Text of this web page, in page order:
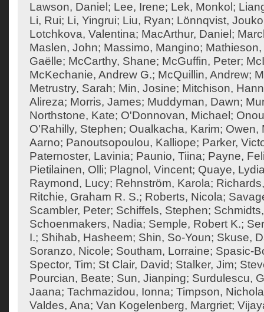
Lawson, Daniel ; Lee, Irene; Lek, Monkol ;
Li, Rui; Li, Yingrui; Liu, Ryan; Lönnqvist, Jouko
Lotchkova, Valentina; MacArthur, Daniel ;
Maslen, John; Massimo, Mangino; Mathieson,
Gaëlle; McCarthy, Shane; McGuffin, Peter;
McKechanie, Andrew G.; McQuillin, Andrew;
Metrustry, Sarah; Min, Josine; Mitchison,
Alireza; Morris, James; Muddyman, Dawn;
Northstone, Kate; O'Donnovan, Michael ;
O'Rahilly, Stephen; Oualkacha, Karim; Owen,
Aarno; Panoutsopoulou, Kalliope; Parker,
Paternoster, Lavinia; Paunio, Tiina; Payne,
Pietilainen, Olli; Plagnol, Vincent; Quaye,
Raymond, Lucy; Rehnström, Karola;
Ritchie, Graham R. S.; Roberts, Nicola;
Scambler, Peter; Schiffels, Stephen;
Schoenmakers, Nadia; Semple, Robert K.;
I.; Shihab, Hasheem; Shin, So-Youn; Skuse,
Soranzo, Nicole; Southam, Lorraine; Spasic-
Spector, Tim; St Clair, David; Stalker, Jim;
Pourcian, Beate; Sun, Jianping; Surdulescu,
Jaana; Tachmazidou, Ionna; Timpson,
Valdes, Ana; Van Kogelenberg, Margriet;